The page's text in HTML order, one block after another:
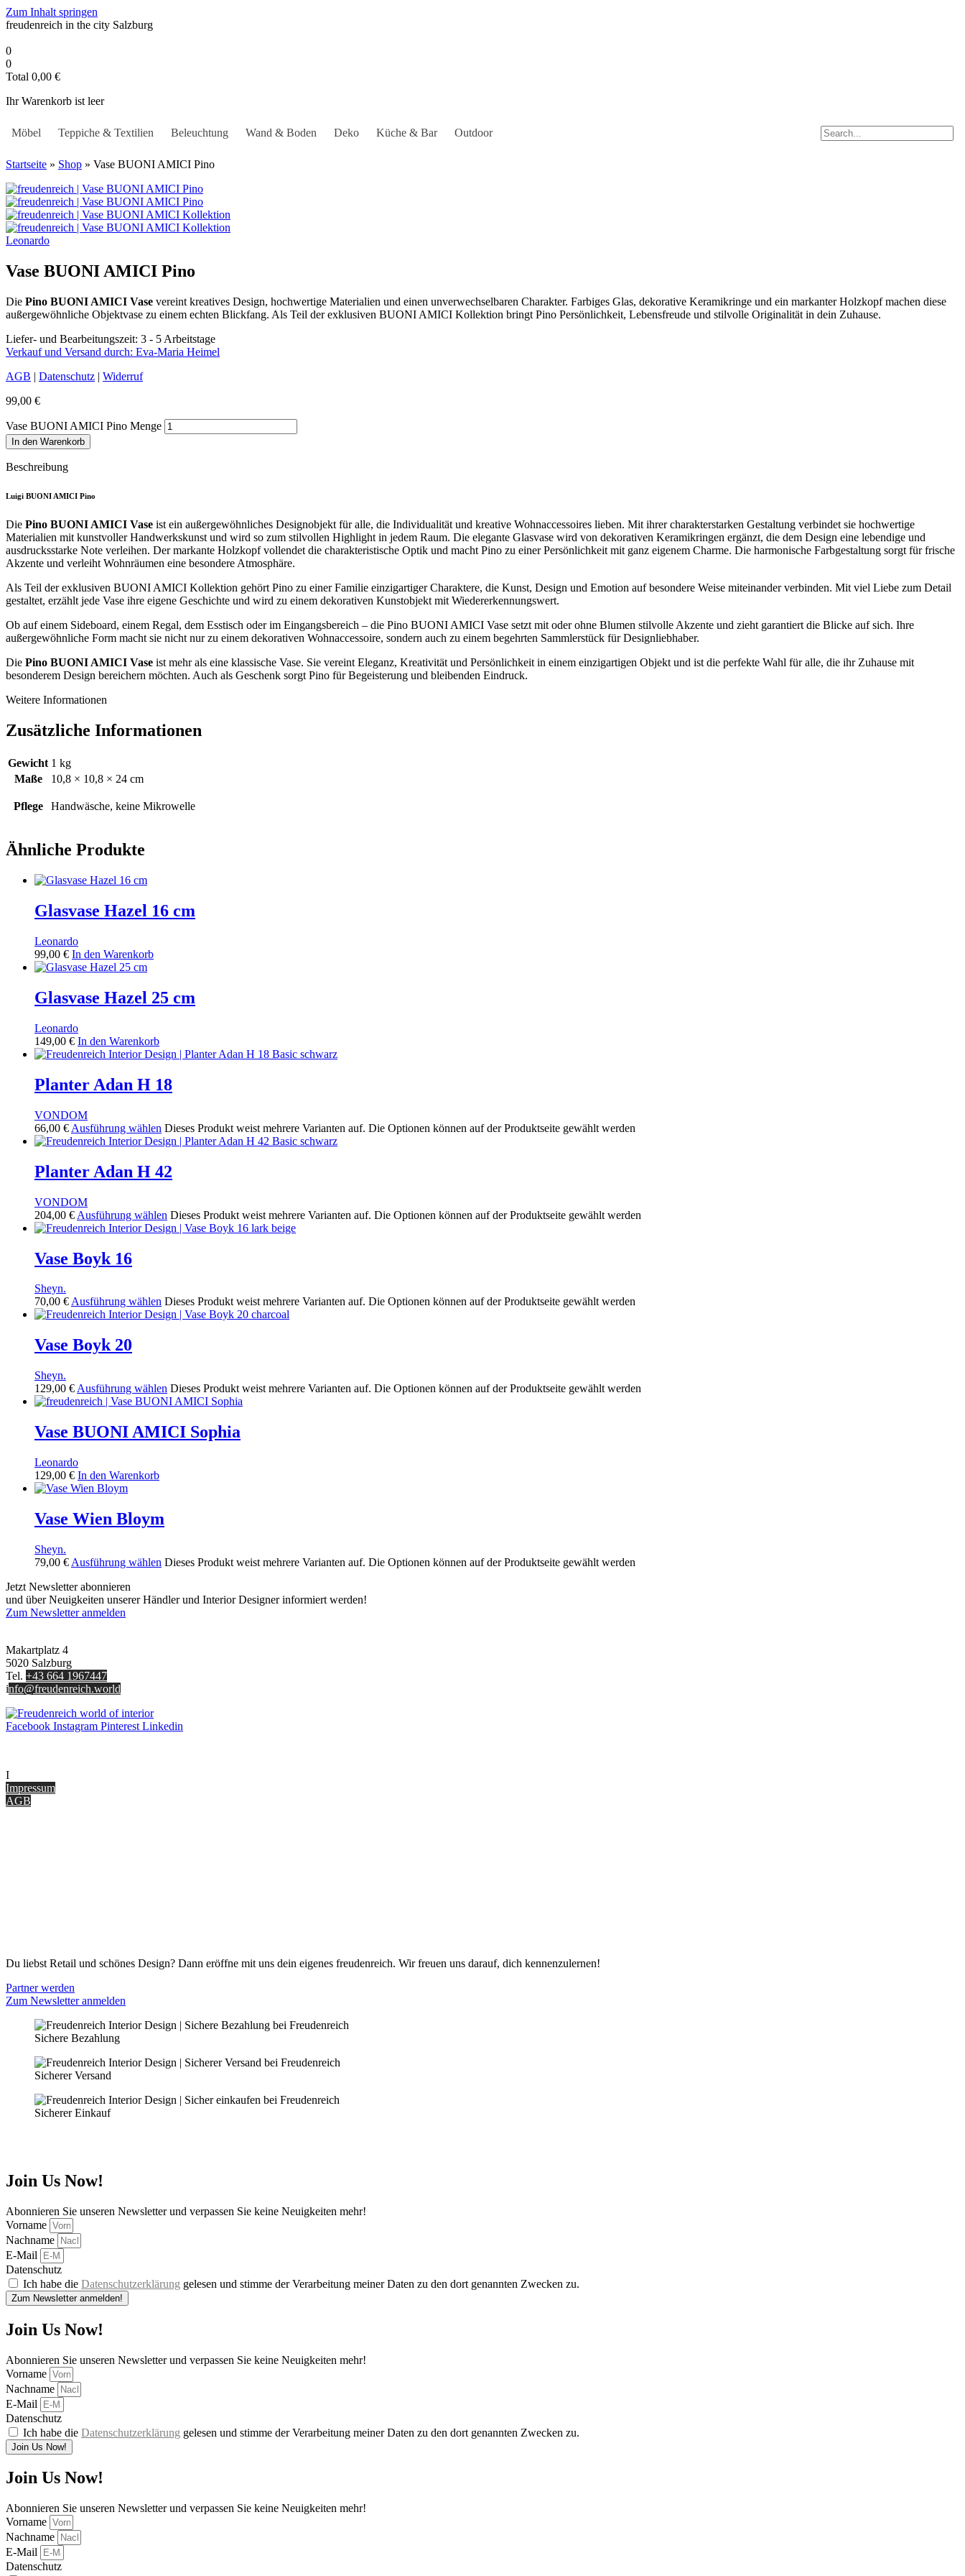
Zum Inhalt springen
freudenreich in the city Salzburg
0
0
Total 0,00 €
Ihr Warenkorb ist leer
Möbel Teppiche & Textilien Beleuchtung Wand & Boden Deko Küche & Bar Outdoor
Startseite » Shop » Vase BUONI AMICI Pino
Leonardo
Vase BUONI AMICI Pino
Die Pino BUONI AMICI Vase vereint kreatives Design, hochwertige Materialien und einen unverwechselbaren Charakter. Farbiges Glas, dekorative Keramikringe und ein markanter Holzkopf machen diese
außergewöhnliche Objektvase zu einem echten Blickfang. Als Teil der exklusiven BUONI AMICI Kollektion bringt Pino Persönlichkeit, Lebensfreude und stilvolle Originalität in dein Zuhause.
Liefer- und Bearbeitungszeit: 3 - 5 Arbeitstage
Verkauf und Versand durch: Eva-Maria Heimel
AGB | Datenschutz | Widerruf
99,00 €
Vase BUONI AMICI Pino Menge
In den Warenkorb
Beschreibung
Luigi BUONI AMICI Pino
Die Pino BUONI AMICI Vase ist ein außergewöhnliches Designobjekt für alle, die Individualität und kreative Wohnaccessoires lieben. Mit ihrer charakterstarken Gestaltung verbindet sie hochwertige
Materialien mit kunstvoller Handwerkskunst und wird so zum stilvollen Highlight in jedem Raum. Die elegante Glasvase wird von dekorativen Keramikringen ergänzt, die dem Design eine lebendige und
ausdrucksstarke Note verleihen. Der markante Holzkopf vollendet die charakteristische Optik und macht Pino zu einer Persönlichkeit mit ganz eigenem Charme. Die harmonische Farbgestaltung sorgt für frische
Akzente und verleiht Wohnräumen eine besondere Atmosphäre.
Als Teil der exklusiven BUONI AMICI Kollektion gehört Pino zu einer Familie einzigartiger Charaktere, die Kunst, Design und Emotion auf besondere Weise miteinander verbinden. Mit viel Liebe zum Detail
gestaltet, erzählt jede Vase ihre eigene Geschichte und wird zu einem dekorativen Kunstobjekt mit Wiedererkennungswert.
Ob auf einem Sideboard, einem Regal, dem Esstisch oder im Eingangsbereich – die Pino BUONI AMICI Vase setzt mit oder ohne Blumen stilvolle Akzente und zieht garantiert die Blicke auf sich. Ihre
außergewöhnliche Form macht sie nicht nur zu einem dekorativen Wohnaccessoire, sondern auch zu einem begehrten Sammlerstück für Designliebhaber.
Die Pino BUONI AMICI Vase ist mehr als eine klassische Vase. Sie vereint Eleganz, Kreativität und Persönlichkeit in einem einzigartigen Objekt und ist die perfekte Wahl für alle, die ihr Zuhause mit
besonderem Design bereichern möchten. Auch als Geschenk sorgt Pino für Begeisterung und bleibenden Eindruck.
Weitere Informationen
Zusätzliche Informationen
Gewicht 1 kg
Maße
10,8 × 10,8 × 24 cm
Pflege Handwäsche, keine Mikrowelle
Ähnliche Produkte
Glasvase Hazel 16 cm
Leonardo
99,00 € In den Warenkorb
Glasvase Hazel 25 cm
Leonardo
149,00 € In den Warenkorb
Planter Adan H 18
VONDOM
66,00 € Ausführung wählen Dieses Produkt weist mehrere Varianten auf. Die Optionen können auf der Produktseite gewählt werden
Planter Adan H 42
VONDOM
204,00 € Ausführung wählen Dieses Produkt weist mehrere Varianten auf. Die Optionen können auf der Produktseite gewählt werden
Vase Boyk 16
Sheyn.
70,00 €Ausführung wählen Dieses Produkt weist mehrere Varianten auf. Die Optionen können auf der Produktseite gewählt werden
Vase Boyk 20
Sheyn.
129,00 € Ausführung wählen Dieses Produkt weist mehrere Varianten auf. Die Optionen können auf der Produktseite gewählt werden
Vase BUONI AMICI Sophia
Leonardo
129,00 € In den Warenkorb
Vase Wien Bloym
Sheyn.
79,00 € Ausführung wählen Dieses Produkt weist mehrere Varianten auf. Die Optionen können auf der Produktseite gewählt werden
Jetzt Newsletter abonnieren
und über Neuigkeiten unserer Händler und Interior Designer informiert werden!
Zum Newsletter anmelden
Makartplatz 4
5020 Salzburg
Tel. +43 664 1967447
info@freudenreich.world
Facebook Instagram Pinterest Linkedin
I
Impressum
AGB
Du liebst Retail und schönes Design? Dann eröffne mit uns dein eigenes freudenreich. Wir freuen uns darauf, dich kennenzulernen!
Partner werden
Zum Newsletter anmelden
Sichere Bezahlung
Sicherer Versand
Sicherer Einkauf
Join Us Now!
Abonnieren Sie unseren Newsletter und verpassen Sie keine Neuigkeiten mehr!
Vorname
Nachname
E-Mail
Datenschutz
Ich habe die Datenschutzerklärung gelesen und stimme der Verarbeitung meiner Daten zu den dort genannten Zwecken zu.
Zum Newsletter anmelden!
Join Us Now!
Abonnieren Sie unseren Newsletter und verpassen Sie keine Neuigkeiten mehr!
Vorname
Nachname
E-Mail
Datenschutz
Ich habe die Datenschutzerklärung gelesen und stimme der Verarbeitung meiner Daten zu den dort genannten Zwecken zu.
Join Us Now!
Join Us Now!
Abonnieren Sie unseren Newsletter und verpassen Sie keine Neuigkeiten mehr!
Vorname
Nachname
E-Mail
Datenschutz